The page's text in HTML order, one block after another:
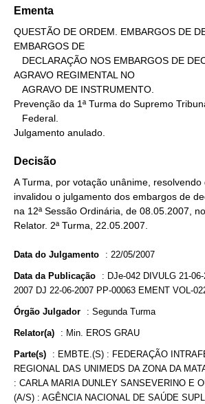
Ementa
QUESTÃO DE ORDEM. EMBARGOS DE
EMBARGOS DE
AGRAVO REGIMENTAL NO
Prevenção da 1ª Turma do Supremo
Julgamento anulado.
Decisão
A Turma, por votação unânime,
invalidou o julgamento dos embargos de
na 12ª Sessão Ordinária, de 08.05.2007,
Relator. 2ª Turma, 22.05.2007.
Data do Julgamento : 22/05/2007
Data da Publicação : DJe-042 DIVULG 21-
2007 DJ 22-06-2007 PP-00063 EMENT VOL-
Órgão Julgador : Segunda Turma
Relator(a) : Min. EROS GRAU
Parte(s) : EMBTE.(S) : FEDERAÇÃO
REGIONAL DAS UNIMEDS DA ZONA DA
: CARLA MARIA DUNLEY SANSEVERINO E
(A/S) : AGÊNCIA NACIONAL DE SAÚDE